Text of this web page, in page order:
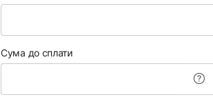
Сума до сплати